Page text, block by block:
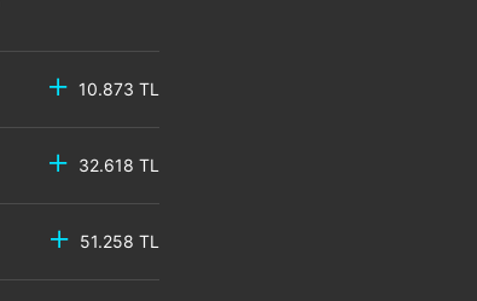
10.873 TL
32.618 TL
51.258 TL